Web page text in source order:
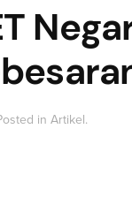
in Artikel.